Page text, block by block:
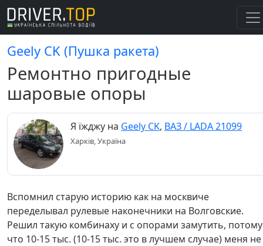
Geely CK (Пушка ракета)
Ремонтно пригодные
шаровые опоры
Я їжджу на Geely CK, ВАЗ / LADA 21099
Харків, Україна
Вспомнил старую историю как на москвиче
переделывал рулевые наконечники на Волговские.
Решил такую комбинаху и с опорами замутить, потому
что 10-15 тыс. (10-15 тыс. это в лучшем случае) меня не